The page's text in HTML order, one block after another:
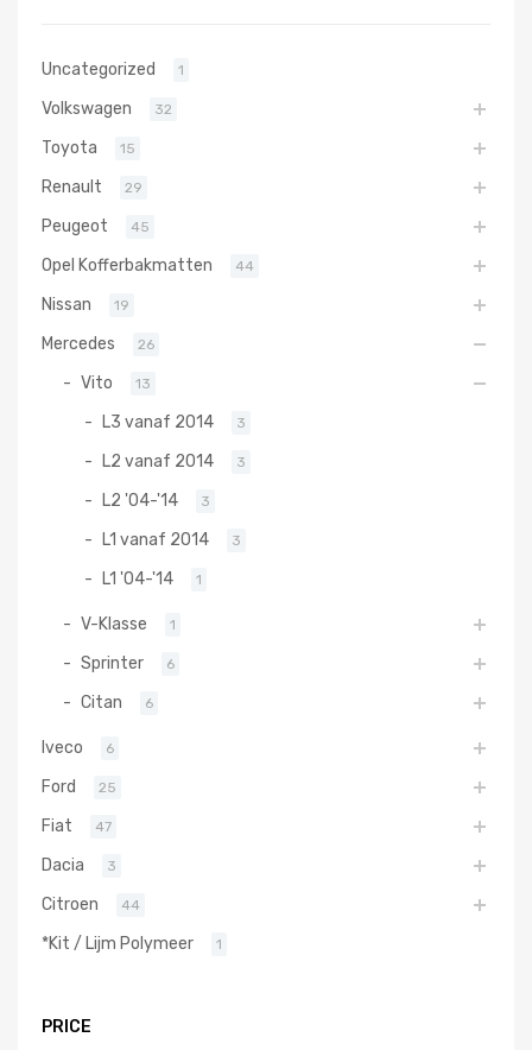
Uncategorized 1
Volkswagen 32
Toyota 15
Renault 29
Peugeot 45
Opel Kofferbakmatten 44
Nissan 19
Mercedes 26
Vito 13
L3 vanaf 2014 3
L2 vanaf 2014 3
L2 '04-'14 3
L1 vanaf 2014 3
L1 '04-'14 1
V-Klasse 1
Sprinter 6
Citan 6
Iveco 6
Ford 25
Fiat 47
Dacia 3
Citroen 44
*Kit / Lijm Polymeer 1
PRICE